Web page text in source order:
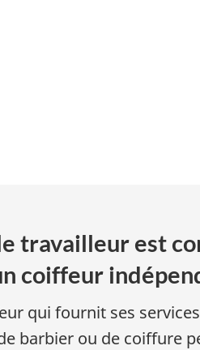
travailleur est
coiffeur
qui fournit ses
barbier ou de coiffure